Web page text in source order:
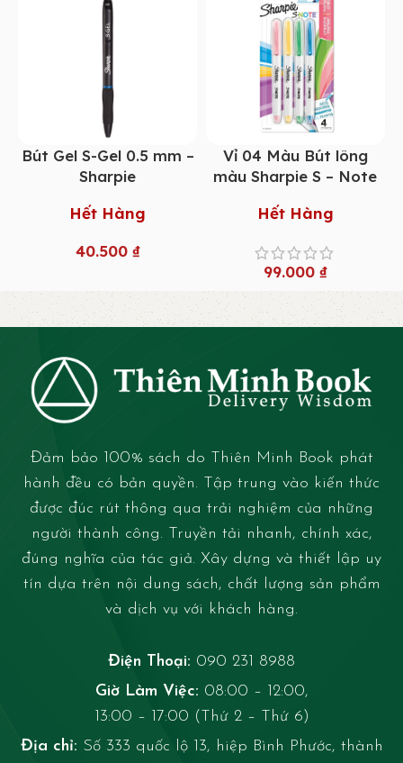
Bút Gel S-Gel 0.5 mm –
Sharpie
Hết Hàng
40.500 ₫
Vỉ 04 Màu Bút lông
màu Sharpie S – Note
Hết Hàng
99.000 ₫
Đảm bảo 100% sách do Thiên Minh Book phát
hành đều có bản quyền. Tập trung vào kiến thức
được đúc rút thông qua trải nghiệm của những
người thành công. Truyền tải nhanh, chính xác,
đúng nghĩa của tác giả. Xây dựng và thiết lập uy
tín dựa trên nội dung sách, chất lượng sản phẩm
và dịch vụ với khách hàng.
Điện Thoại: 090 231 8988
Giờ Làm Việc: 08:00 – 12:00,
13:00 – 17:00 (Thứ 2 – Thứ 6)
Địa chỉ: Số 333 quốc lộ 13, hiệp Bình Phước, thành